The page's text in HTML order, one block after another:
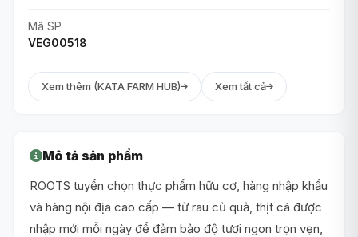
Mã SP
VEG00518
Xem thêm (KATA FARM HUB) Xem tất cả
Mô tả sản phẩm
ROOTS tuyển chọn thực phẩm hữu cơ, hàng nhập khẩu
và hàng nội địa cao cấp — từ rau củ quả, thịt cá được
nhập mới mỗi ngày để đảm bảo độ tươi ngon trọn vẹn,